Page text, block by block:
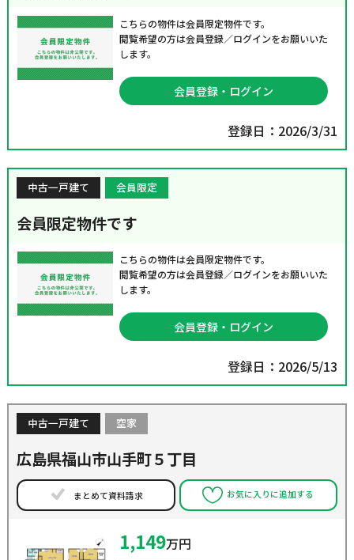
こちらの物件は会員限定物件です。
閲覧希望の方は会員登録／ログインをお願いいた
します。
会員登録・ログイン
登録日：2026/3/31
中古一戸建て 会員限定
会員限定物件です
こちらの物件は会員限定物件です。
閲覧希望の方は会員登録／ログインをお願いいた
します。
会員登録・ログイン
登録日：2026/5/13
中古一戸建て 空家
広島県福山市山手町５丁目
まとめて資料請求 お気に入りに追加する
1,149万円